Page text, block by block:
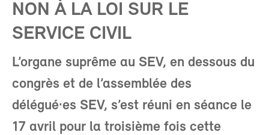
NON À LA LOI SUR LE
SERVICE CIVIL
L’organe suprême au SEV, en dessous du
congrès et de l’assemblée des
délégué·es SEV, s’est réuni en séance le
17 avril pour la troisième fois cette